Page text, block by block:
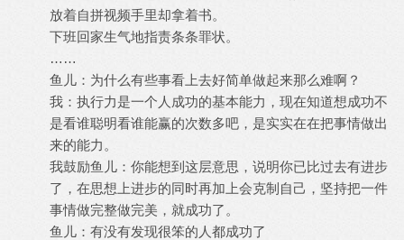
放着自拼视频手里却拿着书。
下班回家生气地指责条条罪状。
……
鱼儿：为什么有些事看上去好简单做起来那么难啊？
我：执行力是一个人成功的基本能力，现在知道想成功不
是看谁聪明看谁能赢的次数多吧，是实实在在把事情做出
来的能力。
我鼓励鱼儿：你能想到这层意思，说明你已比过去有进步
了，在思想上进步的同时再加上会克制自己，坚持把一件
事情做完整做完美，就成功了。
鱼儿：有没有发现很笨的人都成功了